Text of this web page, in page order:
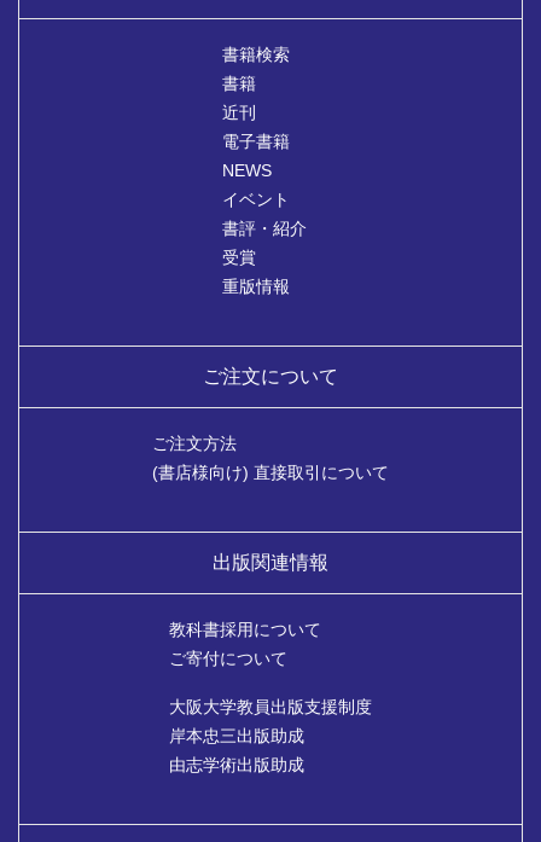
書籍検索
書籍
近刊
電子書籍
NEWS
イベント
書評・紹介
受賞
重版情報
ご注文について
ご注文方法
(書店様向け) 直接取引について
出版関連情報
教科書採用について
ご寄付について
大阪大学教員出版支援制度
岸本忠三出版助成
由志学術出版助成